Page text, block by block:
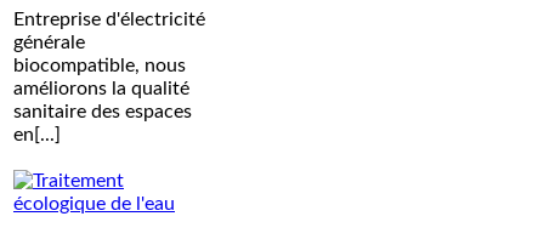
Entreprise d'électricité
générale
biocompatible, nous
améliorons la qualité
sanitaire des espaces
en[...]